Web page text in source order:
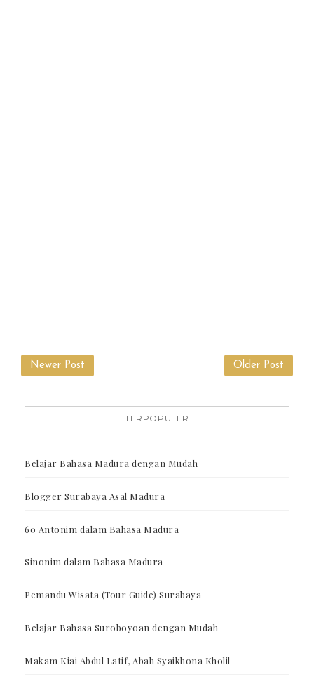
Newer Post Older Post
TERPOPULER
Belajar Bahasa Madura dengan Mudah
Blogger Surabaya Asal Madura
60 Antonim dalam Bahasa Madura
Sinonim dalam Bahasa Madura
Pemandu Wisata (Tour Guide) Surabaya
Belajar Bahasa Suroboyoan dengan Mudah
Makam Kiai Abdul Latif, Abah Syaikhona Kholil